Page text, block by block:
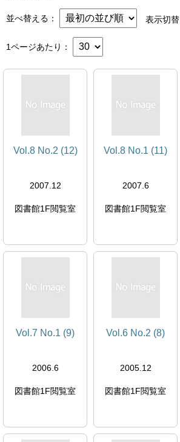
並べ替える 表示切替
1ページあたり
Vol.8 No.2 (12)
2007.12
図書館1F閲覧室
Vol.8 No.1 (11)
2007.6
図書館1F閲覧室
Vol.7 No.1 (9)
2006.6
図書館1F閲覧室
Vol.6 No.2 (8)
2005.12
図書館1F閲覧室